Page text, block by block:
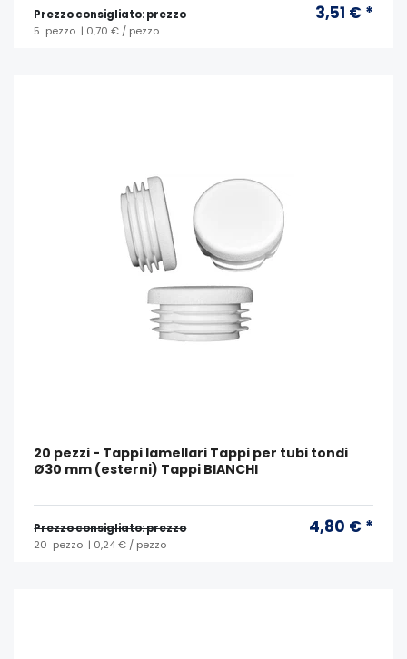
Prezzo consigliato: prezzo 3,51 € *
5 pezzo | 0,70 € / pezzo
20 pezzi - Tappi lamellari Tappi per tubi tondi
Ø30 mm (esterni) Tappi BIANCHI
Prezzo consigliato: prezzo 4,80 € *
20 pezzo | 0,24 € / pezzo